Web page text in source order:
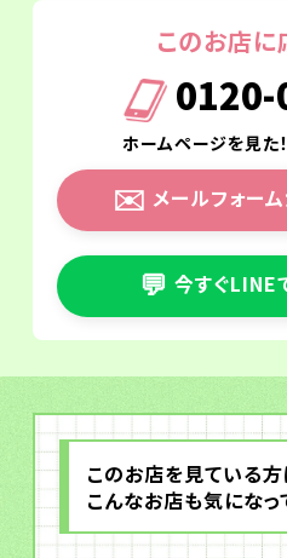
このお店に
0120-
ホームページを見た
✉️ メールフォー
💬 今すぐLINE
このお店を見ている
こんなお店も気になっ